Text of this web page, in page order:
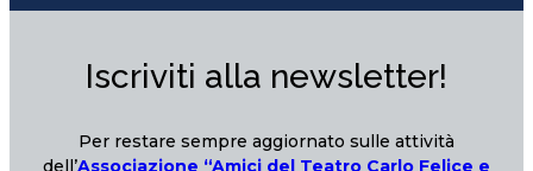
Iscriviti alla newsletter!
Per restare sempre aggiornato sulle attività
dell’Associazione “Amici del Teatro Carlo Felice e